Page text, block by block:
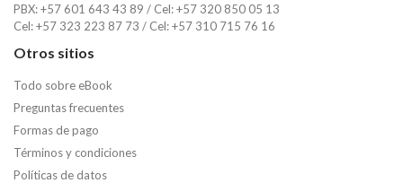
PBX: +57 601 643 43 89 / Cel: +57 320 850 05 13
Cel: +57 323 223 87 73 / Cel: +57 310 715 76 16
Otros sitios
Todo sobre eBook
Preguntas frecuentes
Formas de pago
Términos y condiciones
Políticas de datos